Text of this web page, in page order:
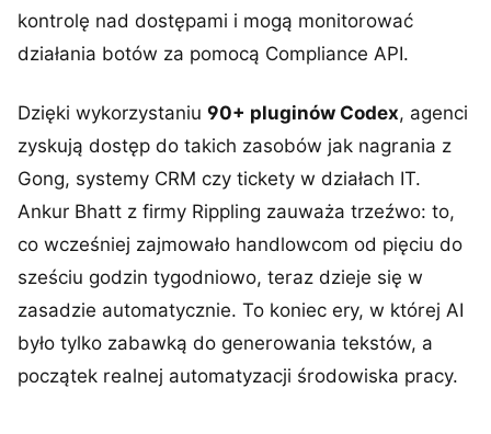
kontrolę nad dostępami i mogą monitorować
działania botów za pomocą Compliance API.
Dzięki wykorzystaniu 90+ pluginów Codex, agenci
zyskują dostęp do takich zasobów jak nagrania z
Gong, systemy CRM czy tickety w działach IT.
Ankur Bhatt z firmy Rippling zauważa trzeźwo: to,
co wcześniej zajmowało handlowcom od pięciu do
sześciu godzin tygodniowo, teraz dzieje się w
zasadzie automatycznie. To koniec ery, w której AI
było tylko zabawką do generowania tekstów, a
początek realnej automatyzacji środowiska pracy.